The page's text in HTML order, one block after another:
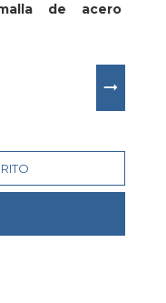
de acero
resistencia a
para realzar